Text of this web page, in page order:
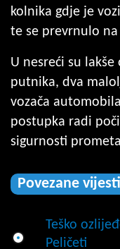
kolnika gdje je
te se prevrnulo na
U nesreći su
putnika, dva
vozača
postupka radi
sigurnosti
Povezane vijesti
Teško
Peličeti